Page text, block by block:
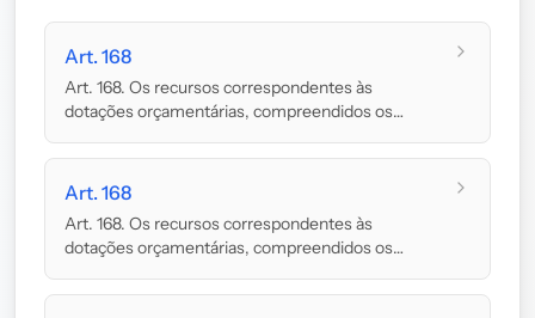
Art. 168
Art. 168. Os recursos correspondentes às
dotações orçamentárias, compreendidos os
Art. 168
Art. 168. Os recursos correspondentes às
dotações orçamentárias, compreendidos os